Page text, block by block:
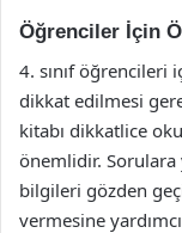
Öğrenciler İçin
4. sınıf öğrencileri
dikkat edilmesi
kitabı dikkatlice
önemlidir.
bilgileri gözden
vermesine